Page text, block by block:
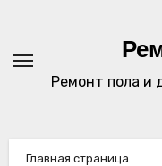
содержимому
Ремонт пола и
Главная страница